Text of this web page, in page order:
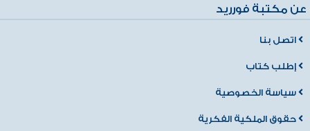
عن مكتبة فورريد
اتصل بنا
إطلب كتاب
سياسة الخصوصية
حقوق الملكية الفكرية